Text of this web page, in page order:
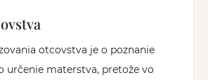
otcovstva je o poznanie
určenie materstva, pretože vo